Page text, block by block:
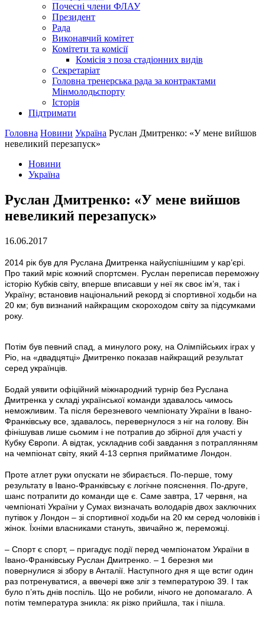
Почесні члени ФЛАУ
Президент
Рада
Виконавчий комітет
Комітети та комісії
Комісія з поза стадіонних видів
Секретаріат
Головна тренерська рада за контрактами
Мінмолодьспорту
Історія
Підтримати
Головна Новини Україна Руслан Дмитренко: «У мене вийшов
невеликий перезапуск»
Новини
Україна
Руслан Дмитренко: «У мене вийшов
невеликий перезапуск»
16.06.2017
2014 рік був для Руслана Дмитренка найуспішнішим у кар’єрі.
Про такий мріє кожний спортсмен. Руслан переписав переможну
історію Кубків світу, вперше вписавши у неї як своє ім’я, так і
Україну; встановив національний рекорд зі спортивної ходьби на
20 км; був визнаний найкращим скороходом світу за підсумками
року.
Потім був певний спад, а минулого року, на Олімпійських іграх у
Ріо, на «двадцятці» Дмитренко показав найкращий результат
серед українців.
Бодай уявити офіційний міжнародний турнір без Руслана
Дмитренка у складі української команди здавалось чимось
неможливим. Та після березневого чемпіонату України в Івано-
Франківську все, здавалось, перевернулося з ніг на голову. Він
фінішував лише сьомим і не потрапив до збірної для участі у
Кубку Європи. А відтак, ускладнив собі завдання з потраплянням
на чемпіонат світу, який 4-13 серпня прийматиме Лондон.
Проте атлет руки опускати не збирається. По-перше, тому
результату в Івано-Франківську є логічне пояснення. По-друге,
шанс потрапити до команди ще є. Саме завтра, 17 червня, на
чемпіонаті України у Сумах визначать володарів двох заключних
путівок у Лондон – зі спортивної ходьби на 20 км серед чоловіків і
жінок. Їхніми власниками стануть, звичайно ж, переможці.
– Спорт є спорт, – пригадує події перед чемпіонатом України в
Івано-Франківську Руслан Дмитренко. – 1 березня ми
повернулися зі збору в Анталії. Наступного дня я ще встиг один
раз потренуватися, а ввечері вже зліг з температурою 39. І так
було п’ять днів поспіль. Що не робили, нічого не допомагало. А
потім температура зникла: як різко прийшла, так і пішла.